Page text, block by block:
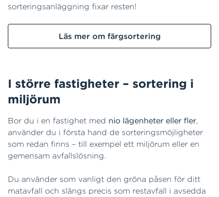
sorteringsanläggning fixar resten!
Läs mer om färgsortering
I större fastigheter – sortering i
miljörum
Bor du i en fastighet med nio lägenheter eller fler,
använder du i första hand de sorteringsmöjligheter
som redan finns – till exempel ett miljörum eller en
gemensam avfallslösning.
Du använder som vanligt den gröna påsen för ditt
matavfall och slängs precis som restavfall i avsedda